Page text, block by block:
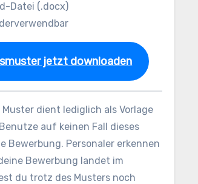
Datei (.docx)
jetzt downloaden
Muster dient lediglich als Vorlage
auf keinen Fall dieses
Bewerbung. Personaler erkennen
Bewerbung landet im
du trotz des Musters noch